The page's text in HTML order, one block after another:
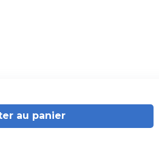
au panier